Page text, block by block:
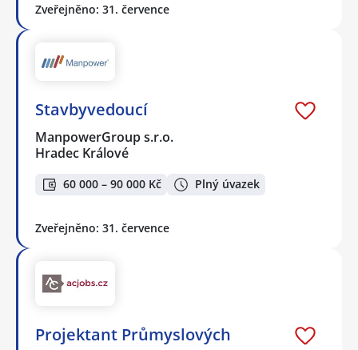
Zveřejněno: 31. července
Stavbyvedoucí
ManpowerGroup s.r.o.
Hradec Králové
60 000 – 90 000 Kč Plný úvazek
Zveřejněno: 31. července
Projektant Průmyslových